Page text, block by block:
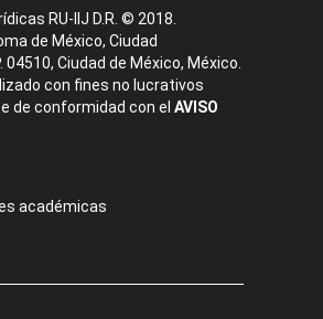
RU-IIJ D.R. © 2018.
de México, Ciudad
Ciudad de México, México.
con fines no lucrativos
de conformidad con el AVISO
académicas